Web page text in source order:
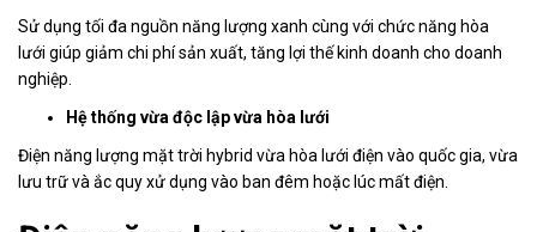
Sử dụng tối đa nguồn năng lượng xanh cùng với chức năng hòa
lưới giúp giảm chi phí sản xuất, tăng lợi thế kinh doanh cho doanh
nghiệp.
Hệ thống vừa độc lập vừa hòa lưới
Điện năng lượng mặt trời hybrid vừa hòa lưới điện vào quốc gia, vừa
lưu trữ và ắc quy xử dụng vào ban đêm hoặc lúc mất điện.